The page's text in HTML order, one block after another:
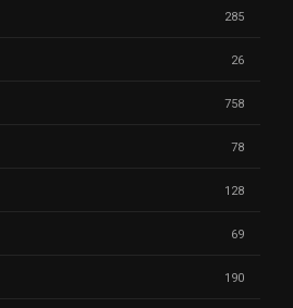
285
26
758
78
128
69
190